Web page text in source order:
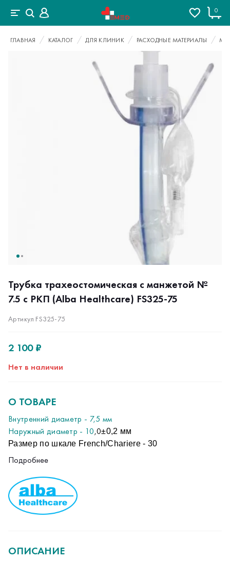
0
ГЛАВНАЯ КАТАЛОГ ДЛЯ КЛИНИК РАСХОДНЫЕ МАТЕРИАЛЫ
Трубка трахеостомическая с манжетой №
7.5 с РКП (Alba Healthcare) FS325-75
Артикул FS325-75
2 100 ₽
Нет в наличии
О ТОВАРЕ
Внутренний диаметр - 7,5 мм
Наружный диаметр - 10,0±0,2 мм
Размер по шкале French/Chariere - 30
Длина - 73 мм
Угол изгиба - 100 градусов
Трубка трахеостомическая Alba FS 325 с манжетой служит
для интубации через трахеостому. Материал:
термопластичный прозрачный полимерный материал с R-
стилетом для облегчения установки; манжетка низкого
Подробнее
ОПИСАНИЕ